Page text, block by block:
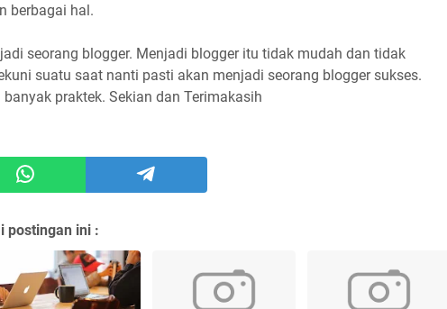
berbagai hal.
seorang blogger. Menjadi blogger itu tidak mudah dan tidak
suatu saat nanti pasti akan menjadi seorang blogger sukses.
praktek. Sekian dan Terimakasih
postingan ini :